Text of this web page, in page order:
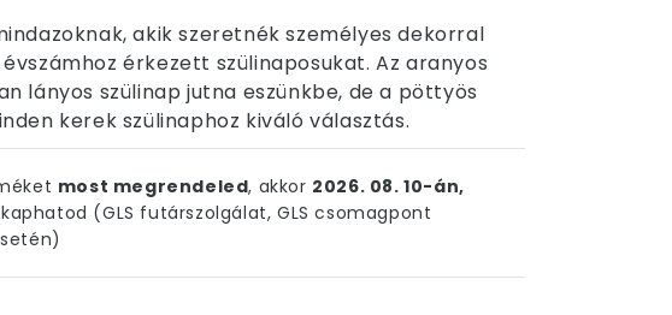
akik szeretnék személyes dekorral
érkezett szülinaposukat. Az aranyos
lányos szülinap jutna eszünkbe, de a pöttyös
kerek szülinaphoz kiváló választás.
most megrendeled, akkor 2026. 08. 10-án,
(GLS futárszolgálat, GLS csomagpont